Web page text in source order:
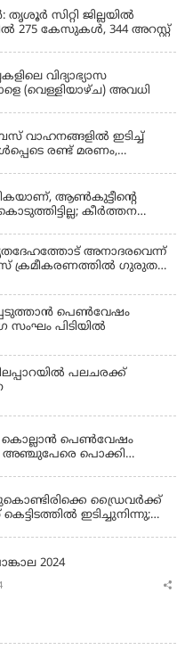
സിറ്റി ജില്ലയിൽ
275 കേസുകൾ, 344 അറസ്റ്റ്
(വെള്ളിയാഴ്ച) അവധി
വാഹനങ്ങളില്‍ ഇടിച്ച്
രണ്ട് മരണം,
ആണ്‍കുട്ടീന്റെ
കീർത്തന
അനാദരവെന്ന്
ക്രമീകരണത്തില്‍ ഗുരുതര
ഇല്ലാതെയെന്നും ആരോപണം
പെൺവേഷം
സംഘം പിടിയിൽ
പലചരക്ക്
പെണ്‍വേഷം
അഞ്ചുപേരെ പൊക്കി
ഡ്രൈവർക്ക്
ഇടിച്ചുനിന്നു;
കുട്ടികൾക്ക് പരിക്ക്
2024